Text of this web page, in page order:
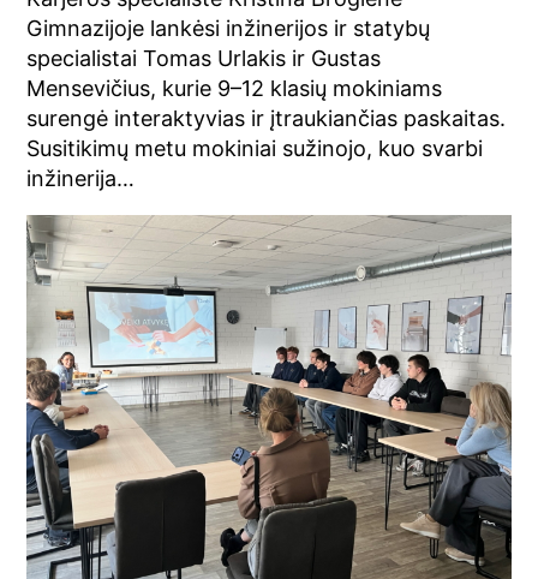
Gimnazijoje lankėsi inžinerijos ir statybų
specialistai Tomas Urlakis ir Gustas
Mensevičius, kurie 9–12 klasių mokiniams
surengė interaktyvias ir įtraukiančias paskaitas.
Susitikimų metu mokiniai sužinojo, kuo svarbi
inžinerija…